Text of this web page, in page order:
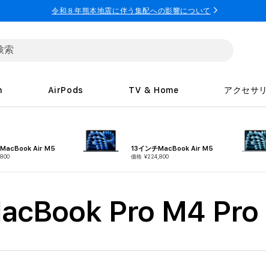
令和８年熊本地震に伴う集配への影響について
AirPods TV & Home アクセサリ
MacBook Air M5 13インチMacBook Air M5
価格 ¥224,800
Pro M4 Pro